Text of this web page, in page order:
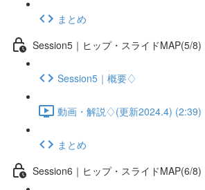
まとめ
Session5｜ヒップ・スライドMAP(5/8)
Session5｜概要♢
動画・解説♢(更新2024.4) (2:39)
まとめ
Session6｜ヒップ・スライドMAP(6/8)